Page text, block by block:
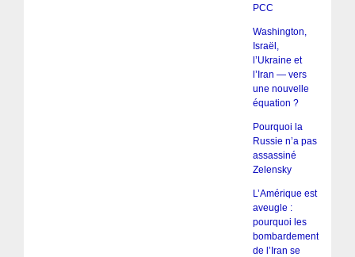
PCC
Washington,
Israël,
l’Ukraine et
l’Iran — vers
une nouvelle
équation ?
Pourquoi la
Russie n’a pas
assassiné
Zelensky
L’Amérique est
aveugle :
pourquoi les
bombardements
de l’Iran se